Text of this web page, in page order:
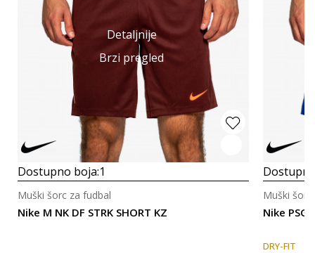
Detaljnije
Brzi pregled
Dostupno boja:1
Nike M NK DF STRK SHORT KZ
Muški šorc za fudbal
Nike PSG
Muški
DRY-FIT